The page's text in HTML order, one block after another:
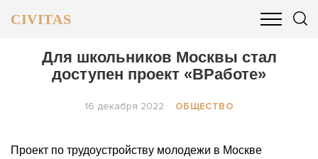
CIVITAS
ОБЩЕСТВО БИЗНЕС И ФИНАНСЫ
Для школьников Москвы стал
доступен проект «ВРаботе»
16 декабря 2022 ОБЩЕСТВО
Проект по трудоустройству молодежи в Москве